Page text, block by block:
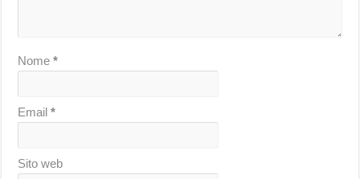
Nome*
Email*
Sito web